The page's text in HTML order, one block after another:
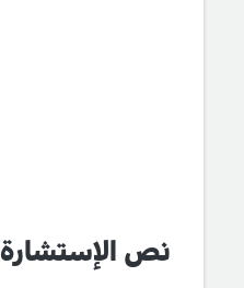
نص الإستشارة